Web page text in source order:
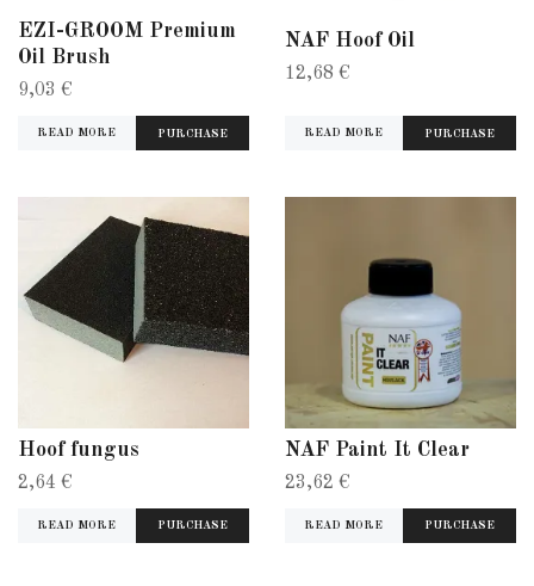
EZI-GROOM Premium
Oil Brush
9,03 €
READ MORE
NAF Hoof Oil
12,68 €
READ MORE
Hoof fungus
2,64 €
READ MORE
NAF Paint It Clear
23,62 €
READ MORE